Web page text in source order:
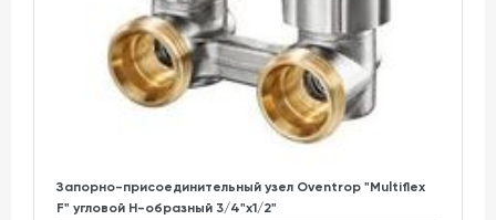
Запорно-присоединительный узел Oventrop "Multiflex
F" угловой H-образный 3/4"х1/2"